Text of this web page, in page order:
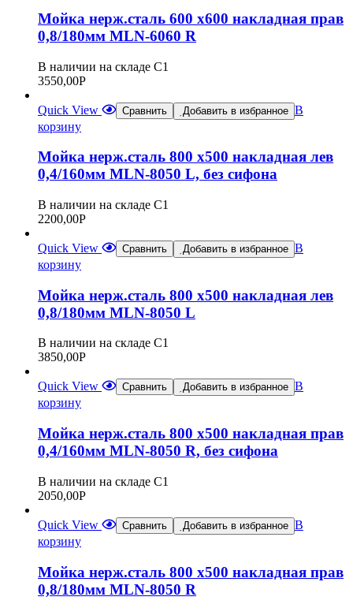
Мойка нерж.сталь 600 х600 накладная прав
0,8/180мм MLN-6060 R
В наличии на складе С1
3550,00Р
Quick View Сравнить Добавить в избранное В
корзину
Мойка нерж.сталь 800 х500 накладная лев
0,4/160мм MLN-8050 L, без сифона
В наличии на складе С1
2200,00Р
Quick View Сравнить Добавить в избранное В
корзину
Мойка нерж.сталь 800 х500 накладная лев
0,8/180мм MLN-8050 L
В наличии на складе С1
3850,00Р
Quick View Сравнить Добавить в избранное В
корзину
Мойка нерж.сталь 800 х500 накладная прав
0,4/160мм MLN-8050 R, без сифона
В наличии на складе С1
2050,00Р
Quick View Сравнить Добавить в избранное В
корзину
Мойка нерж.сталь 800 х500 накладная прав
0,8/180мм MLN-8050 R